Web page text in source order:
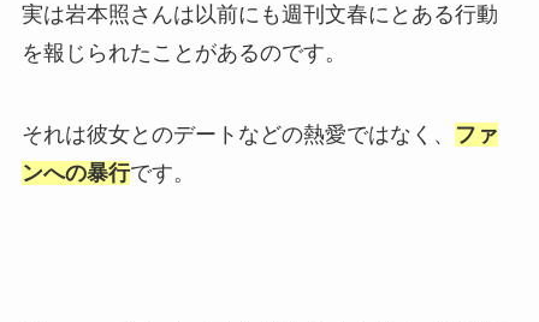
実は岩本照さんは以前にも週刊文春にとある行動
を報じられたことがあるのです。
それは彼女とのデートなどの熱愛ではなく、
ファ
ンへの暴行です。